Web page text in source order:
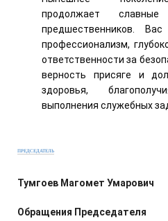
продолжает
предшественников.
профессионализм,
ответственности за
верность присяге и
здоровья,
выполнения служебных
ПРЕДСЕДАТЕЛЬ
Тумгоев Магомет Умарович
Обращения Председателя